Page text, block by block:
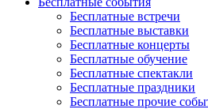
Бесплатные встречи
Бесплатные выставки
Бесплатные концерты
Бесплатные обучение
Бесплатные спектакли
Бесплатные праздники
Бесплатные прочие